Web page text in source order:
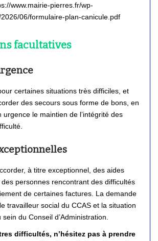
www.mairie-pierres.fr/wp-
06/formulaire-plan-canicule.pdf
facultatives
certaines situations très difficiles, et
des secours sous forme de bons, en
urgence le maintien de l’intégrité des
à titre exceptionnel, des aides
personnes rencontrant des difficultés
de certaines factures. La demande
travailleur social du CCAS et la situation
du Conseil d’Administration.
difficultés, n’hésitez pas à prendre